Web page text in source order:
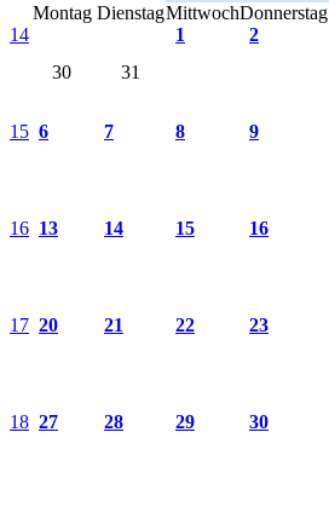
Montag DienstagMittwochDonnerstag
14
30
31
1 2
15 6 7 8 9
16 13 14 15 16
17 20 21 22 23
18 27 28 29
30